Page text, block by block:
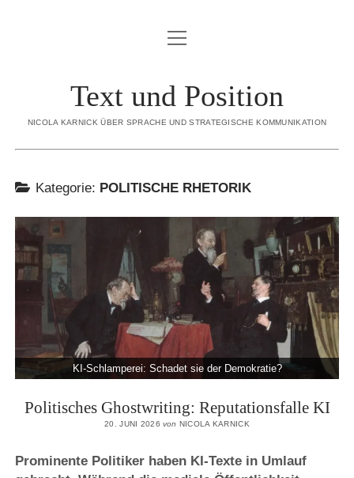
BLOG
Menü
öffnen
EXECUTIVE GHOSTWRITING
REDENSCHREIBEN
DIALOGBÜCHER
DATENSCHUTZERKLÄRUNG
IMPRESSUM
linkedin
emailxing
Menü
öffnen
Text und Position
NICOLA KARNICK ÜBER SPRACHE UND STRATEGISCHE KOMMUNIKATION
Kategorie: POLITISCHE RHETORIK
KI-Schlamperei: Schadet sie der Demokratie?
Politisches Ghostwriting: Reputationsfalle KI
20. JUNI 2026von NICOLA KARNICK
Prominente Politiker haben KI-Texte in Umlauf